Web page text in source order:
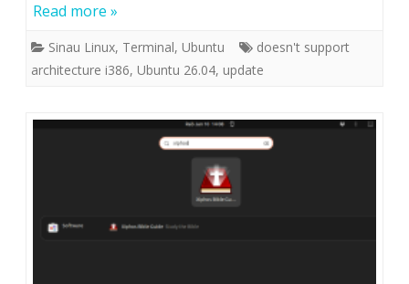
Read more »
Sinau Linux, Terminal, Ubuntu
doesn't support
architecture i386, Ubuntu 26.04, update